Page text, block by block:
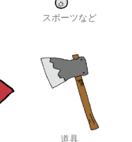
スポーツなど
道具